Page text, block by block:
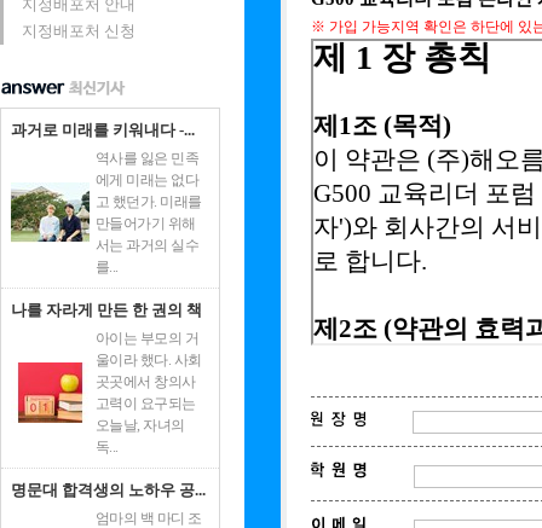
지정배포처 안내
지정배포처 신청
과거로 미래를 키워내다 -...
역사를 잃은 민족
에게 미래는 없다
고 했던가. 미래를
만들어가기 위해
서는 과거의 실수
를...
나를 자라게 만든 한 권의 책
아이는 부모의 거
울이라 했다. 사회
곳곳에서 창의사
고력이 요구되는
오늘날, 자녀의
독...
명문대 합격생의 노하우 공...
엄마의 백 마디 조
※ 가입 가능지역 확인은 하단에 있